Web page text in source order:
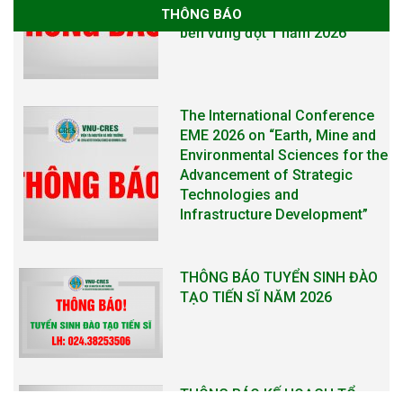
THÔNG BÁO
Advancement of Strategic
Technologies and
Infrastructure Development”
THÔNG BÁO TUYỂN SINH ĐÀO